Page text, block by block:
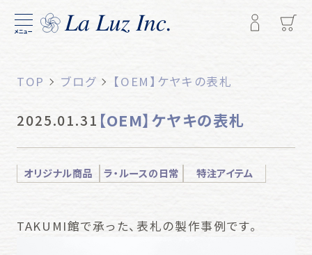
メニュー
TOP ブログ 【OEM】ケヤキの表札
2025.01.31 【OEM】ケヤキの表札
オリジナル商品 ラ・ルースの日常 特注アイテム
TAKUMI館で承った、表札の製作事例です。